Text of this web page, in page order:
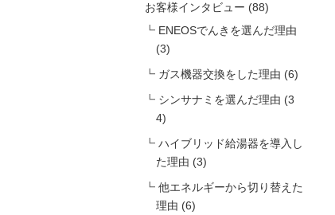
お客様インタビュー (88)
ENEOSでんきを選んだ理由
(3)
ガス機器交換をした理由 (6)
シンサナミを選んだ理由 (3
4)
ハイブリッド給湯器を導入し
た理由 (3)
他エネルギーから切り替えた
理由 (6)